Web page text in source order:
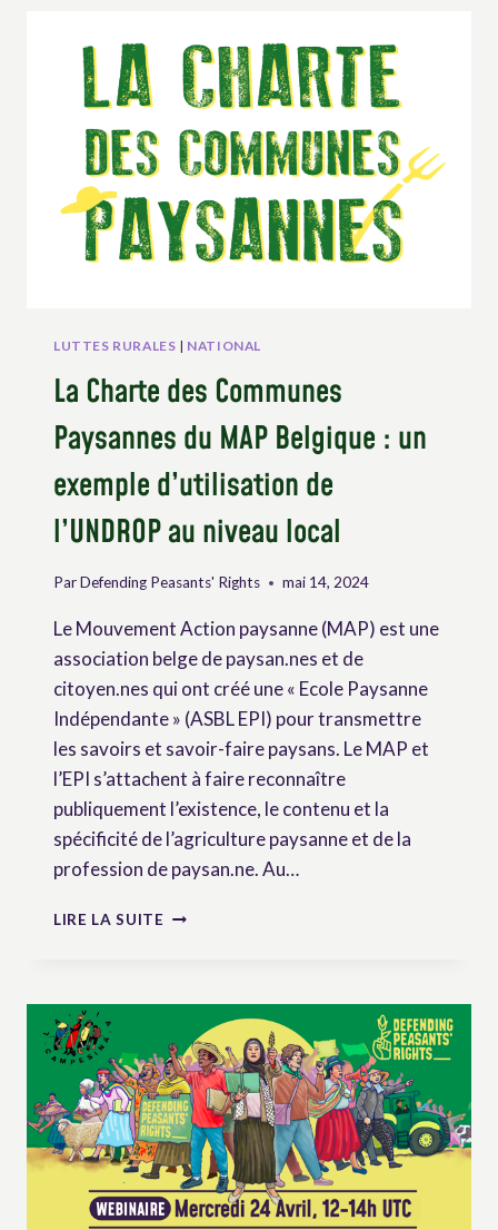
GRÂCE
L’UNDROP
LES
ACTIONS
DE
ESAFF-
OUGANDA
LUTTES RURALES | NATIONAL
La Charte des Communes
Paysannes du MAP Belgique : un
exemple d’utilisation de
l’UNDROP au niveau local
ParDefending Peasants' Rights mai 14, 2024
Le Mouvement Action paysanne (MAP) est une
association belge de paysan.nes et de
citoyen.nes qui ont créé une « Ecole Paysanne
Indépendante » (ASBL EPI) pour transmettre
les savoirs et savoir-faire paysans. Le MAP et
l’EPI s’attachent à faire reconnaître
publiquement l’existence, le contenu et la
spécificité de l’agriculture paysanne et de la
profession de paysan.ne. Au…
LIRE LA SUITE LA
PAYSANNES
MAP
BELGIQUE
:
UN
EXEMPLE
D’UTILISATION
DE
L’UNDROP